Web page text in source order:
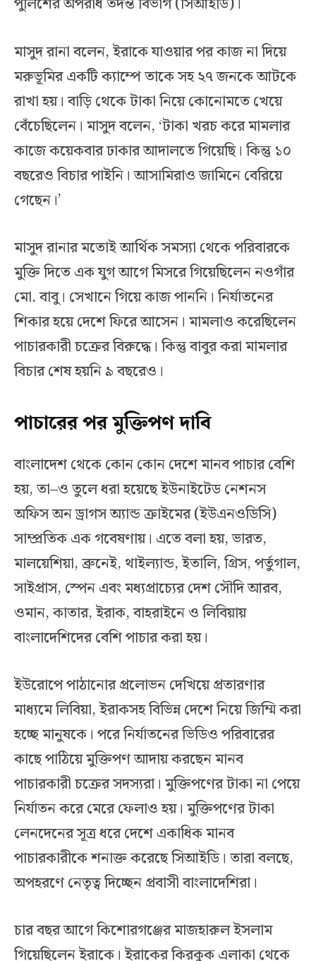
মাসুদ রানা বলেন, ইরাকে যাওয়ার পর কাজ না দিয়ে
মরুভূমির একটি ক্যাম্পে তাকে সহ ২৭ জনকে আটকে
রাখা হয়। বাড়ি থেকে টাকা নিয়ে কোনোমতে খেয়ে
বেঁচেছিলেন। মাসুদ বলেন, ‘টাকা খরচ করে মামলার
কাজে কয়েকবার ঢাকার আদালতে গিয়েছি। কিন্তু ১০
বছরেও বিচার পাইনি। আসামিরাও জামিনে বেরিয়ে
গেছেন।’
মাসুদ রানার মতোই আর্থিক সমস্যা থেকে পরিবারকে
মুক্তি দিতে এক যুগ আগে মিসরে গিয়েছিলেন নওগাঁর
মো. বাবু। সেখানে গিয়ে কাজ পাননি। নির্যাতনের
শিকার হয়ে দেশে ফিরে আসেন। মামলাও করেছিলেন
পাচারকারী চক্রের বিরুদ্ধে। কিন্তু বাবুর করা মামলার
বিচার শেষ হয়নি ৯ বছরেও।
পাচারের পর মুক্তিপণ দাবি
বাংলাদেশ থেকে কোন কোন দেশে মানব পাচার বেশি
হয়, তা–ও তুলে ধরা হয়েছে ইউনাইটেড নেশনস
অফিস অন ড্রাগস অ্যান্ড ক্রাইমের (ইউএনওডিসি)
সাম্প্রতিক এক গবেষণায়। এতে বলা হয়, ভারত,
মালয়েশিয়া, ব্রুনেই, থাইল্যান্ড, ইতালি, গ্রিস, পর্তুগাল,
সাইপ্রাস, স্পেন এবং মধ্যপ্রাচ্যের দেশ সৌদি আরব,
ওমান, কাতার, ইরাক, বাহরাইনে ও লিবিয়ায়
বাংলাদেশিদের বেশি পাচার করা হয়।
ইউরোপে পাঠানোর প্রলোভন দেখিয়ে প্রতারণার
মাধ্যমে লিবিয়া, ইরাকসহ বিভিন্ন দেশে নিয়ে জিম্মি করা
হচ্ছে মানুষকে। পরে নির্যাতনের ভিডিও পরিবারের
কাছে পাঠিয়ে মুক্তিপণ আদায় করছেন মানব
পাচারকারী চক্রের সদস্যরা। মুক্তিপণের টাকা না পেয়ে
নির্যাতন করে মেরে ফেলাও হয়। মুক্তিপণের টাকা
লেনদেনের সূত্র ধরে দেশে একাধিক মানব
পাচারকারীকে শনাক্ত করেছে সিআইডি। তারা বলছে,
অপহরণে নেতৃত্ব দিচ্ছেন প্রবাসী বাংলাদেশিরা।
চার বছর আগে কিশোরগঞ্জের মাজহারুল ইসলাম
গিয়েছিলেন ইরাকে। ইরাকের কিরকুক এলাকা থেকে